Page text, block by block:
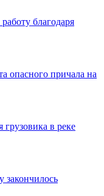
благодаря
опасного причала на
в реке
закончилось